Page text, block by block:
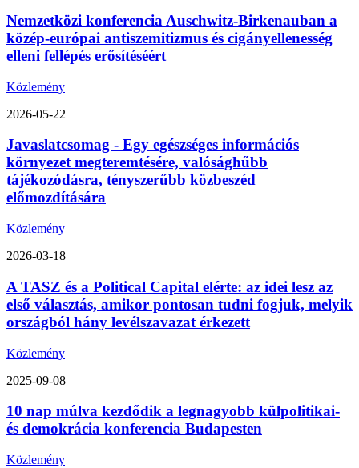
Nemzetközi konferencia Auschwitz-Birkenauban a
közép-európai antiszemitizmus és cigányellenesség
elleni fellépés erősítéséért
Közlemény
2026-05-22
Javaslatcsomag - Egy egészséges információs
környezet megteremtésére, valósághűbb
tájékozódásra, tényszerűbb közbeszéd
előmozdítására
Közlemény
2026-03-18
A TASZ és a Political Capital elérte: az idei lesz az
első választás, amikor pontosan tudni fogjuk, melyik
országból hány levélszavazat érkezett
Közlemény
2025-09-08
10 nap múlva kezdődik a legnagyobb külpolitikai-
és demokrácia konferencia Budapesten
Közlemény